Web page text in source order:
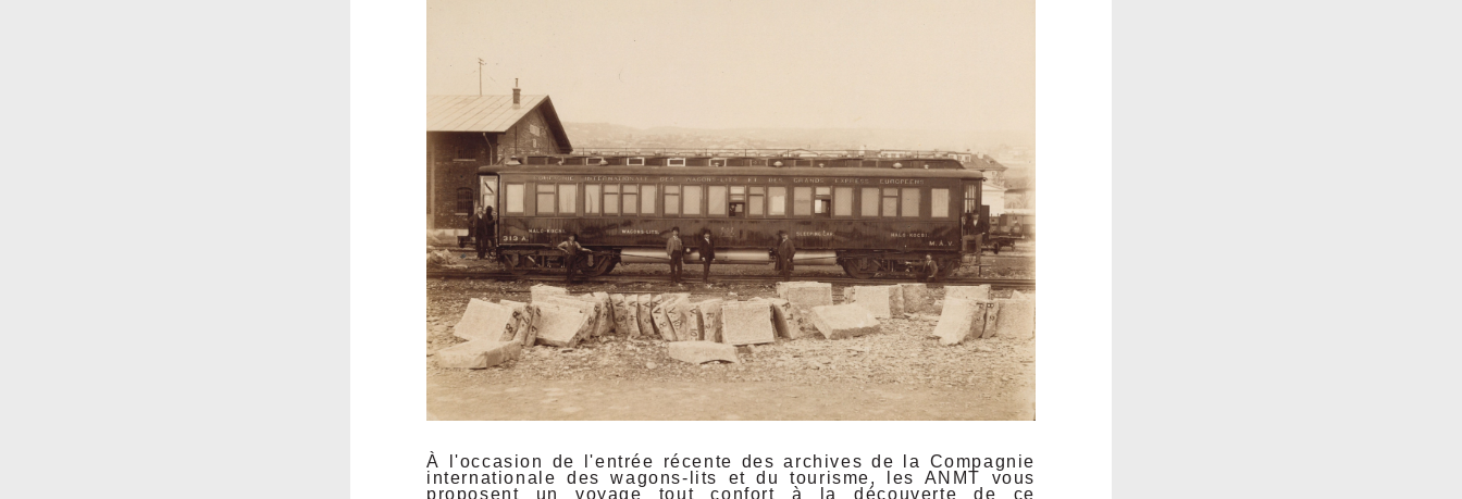
À l'occasion de l'entrée récente des archives de la Compagnie
internationale des wagons-lits et du tourisme, les ANMT vous
proposent un voyage tout confort à la découverte de ce